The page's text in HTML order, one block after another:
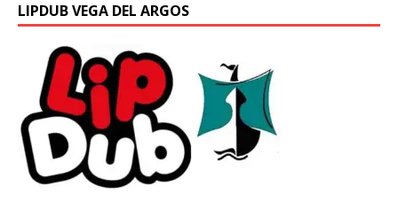
LIPDUB VEGA DEL ARGOS